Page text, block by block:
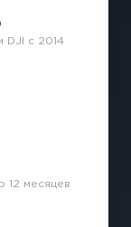
DJI с 2014
12 месяцев